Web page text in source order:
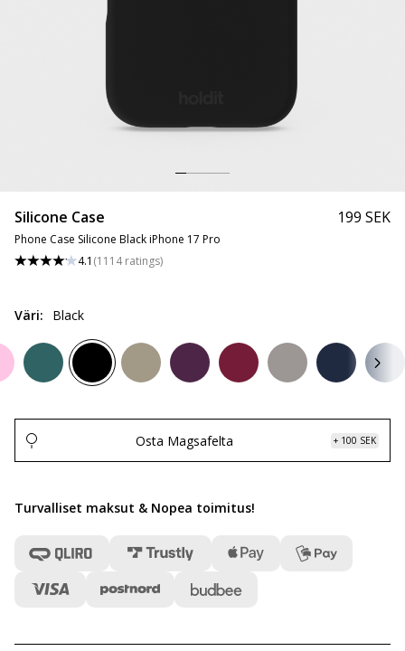
Silicone Case
Phone Case Silicone Black iPhone 17 Pro
4.1 (1114 ratings)
199 SEK
Väri: Black
Osta Magsafelta + 100 SEK
Turvalliset maksut & Nopea toimitus!